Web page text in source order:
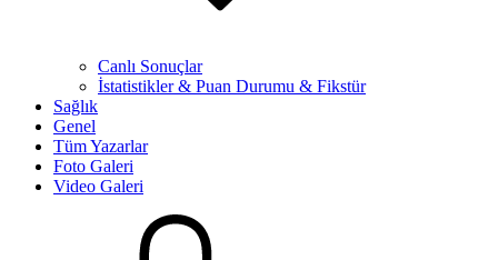
Canlı Sonuçlar
İstatistikler & Puan Durumu & Fikstür
Sağlık
Genel
Tüm Yazarlar
Foto Galeri
Video Galeri